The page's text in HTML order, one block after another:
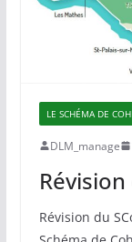
LE SCHÉMA DE
DLM_manage
Révision
Révision du